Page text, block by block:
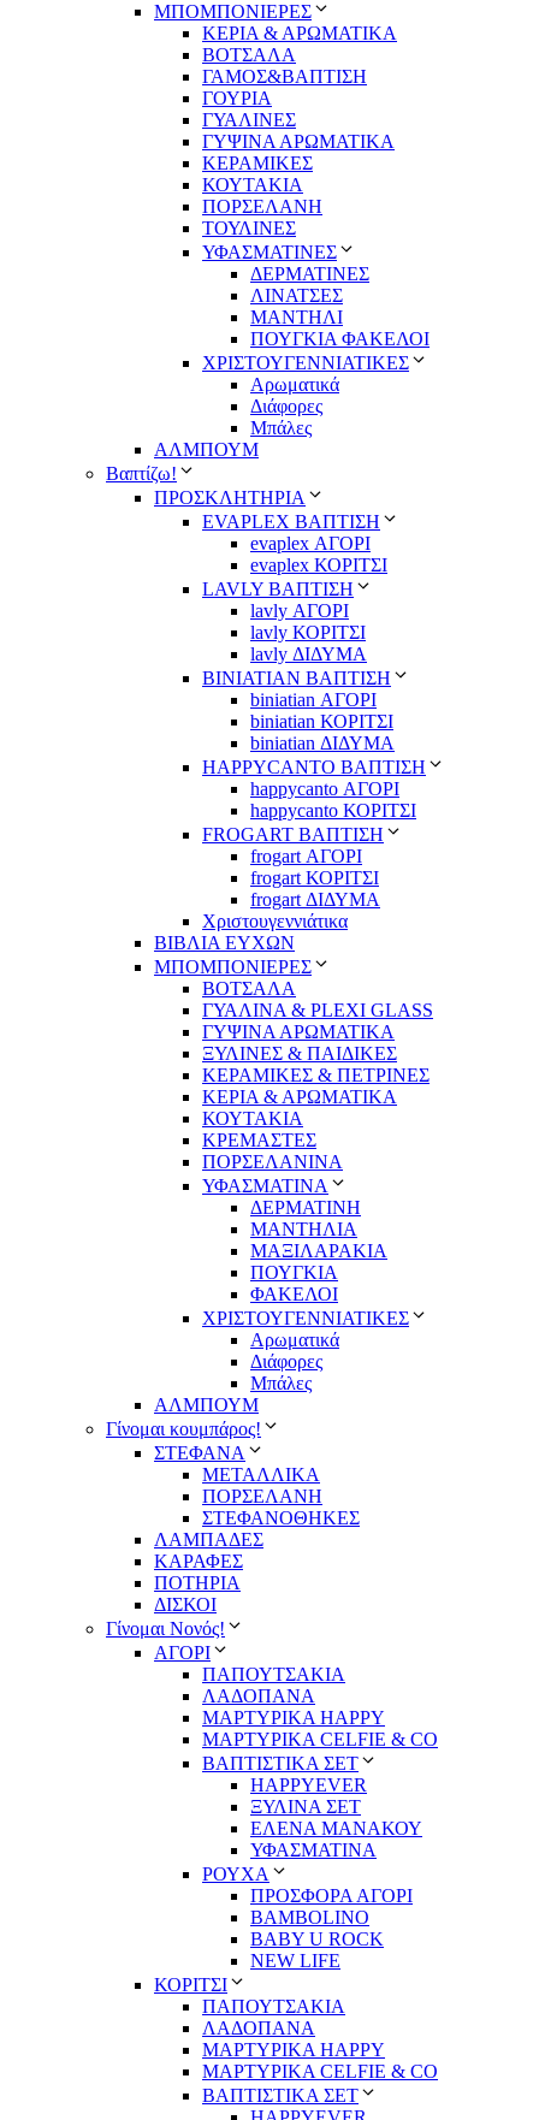
ΜΠΟΜΠΟΝΙΕΡΕΣ
ΚΕΡΙΑ & ΑΡΩΜΑΤΙΚΑ
ΒΟΤΣΑΛΑ
ΓΑΜΟΣ&ΒΑΠΤΙΣΗ
ΓΟΥΡΙΑ
ΓΥΑΛΙΝΕΣ
ΓΥΨΙΝΑ ΑΡΩΜΑΤΙΚΑ
ΚΕΡΑΜΙΚΕΣ
ΚΟΥΤΑΚΙΑ
ΠΟΡΣΕΛΑΝΗ
ΤΟΥΛΙΝΕΣ
ΥΦΑΣΜΑΤΙΝΕΣ
ΔΕΡΜΑΤΙΝΕΣ
ΛΙΝΑΤΣΕΣ
ΜΑΝΤΗΛΙ
ΠΟΥΓΚΙΑ ΦΑΚΕΛΟΙ
ΧΡΙΣΤΟΥΓΕΝΝΙΑΤΙΚΕΣ
Αρωματικά
Διάφορες
Μπάλες
ΑΛΜΠΟΥΜ
Βαπτίζω!
ΠΡΟΣΚΛΗΤΗΡΙΑ
EVAPLEX ΒΑΠΤΙΣΗ
evaplex ΑΓΟΡΙ
evaplex ΚΟΡΙΤΣΙ
LAVLY ΒΑΠΤΙΣΗ
lavly ΑΓΟΡΙ
lavly ΚΟΡΙΤΣΙ
lavly ΔΙΔΥΜΑ
ΒΙΝΙΑΤΙΑΝ ΒΑΠΤΙΣΗ
biniatian ΑΓΟΡΙ
biniatian ΚΟΡΙΤΣΙ
biniatian ΔΙΔΥΜΑ
HAPPYCANTO ΒΑΠΤΙΣΗ
happycanto ΑΓΟΡΙ
happycanto ΚΟΡΙΤΣΙ
FROGART ΒΑΠΤΙΣΗ
frogart ΑΓΟΡΙ
frogart ΚΟΡΙΤΣΙ
frogart ΔΙΔΥΜΑ
Χριστουγεννιάτικα
ΒΙΒΛΙΑ ΕΥΧΩΝ
ΜΠΟΜΠΟΝΙΕΡΕΣ
ΒΟΤΣΑΛΑ
ΓΥΑΛΙΝΑ & PLEXI GLASS
ΓΥΨΙΝΑ ΑΡΩΜΑΤΙΚΑ
ΞΥΛΙΝΕΣ & ΠΑΙΔΙΚΕΣ
ΚΕΡΑΜΙΚΕΣ & ΠΕΤΡΙΝΕΣ
ΚΕΡΙΑ & ΑΡΩΜΑΤΙΚΑ
ΚΟΥΤΑΚΙΑ
ΚΡΕΜΑΣΤΕΣ
ΠΟΡΣΕΛΑΝΙΝΑ
ΥΦΑΣΜΑΤΙΝA
ΔΕΡΜΑΤΙΝΗ
ΜΑΝΤΗΛΙΑ
ΜΑΞΙΛΑΡΑΚΙΑ
ΠΟΥΓΚΙΑ
ΦΑΚΕΛΟΙ
ΧΡΙΣΤΟΥΓΕΝΝΙΑΤΙΚΕΣ
Αρωματικά
Διάφορες
Μπάλες
ΑΛΜΠΟΥΜ
Γίνομαι κουμπάρος!
ΣΤΕΦΑΝΑ
ΜΕΤΑΛΛΙΚΑ
ΠΟΡΣΕΛΑΝΗ
ΣΤΕΦΑΝΟΘΗΚΕΣ
ΛΑΜΠΑΔΕΣ
ΚΑΡΑΦΕΣ
ΠΟΤΗΡΙΑ
ΔΙΣΚΟΙ
Γίνομαι Νονός!
ΑΓΟΡΙ
ΠΑΠΟΥΤΣΑΚΙΑ
ΛΑΔΟΠΑΝΑ
ΜΑΡΤΥΡΙΚΑ HAPPY
ΜΑΡΤΥΡΙΚΑ CELFIE & CO
ΒΑΠΤΙΣΤΙΚΑ ΣΕΤ
HAPPYEVER
ΞΥΛΙΝΑ ΣΕΤ
ΕΛΕΝΑ ΜΑΝΑΚΟΥ
ΥΦΑΣΜΑΤΙΝΑ
ΡΟΥΧΑ
ΠΡΟΣΦΟΡΑ ΑΓΟΡΙ
BAMBOLINO
BABY U ROCK
NEW LIFE
ΚΟΡΙΤΣΙ
ΠΑΠΟΥΤΣΑΚΙΑ
ΛΑΔΟΠΑΝΑ
ΜΑΡΤΥΡΙΚΑ HAPPY
ΜΑΡΤΥΡΙΚΑ CELFIE & CO
ΒΑΠΤΙΣΤΙΚΑ ΣΕΤ